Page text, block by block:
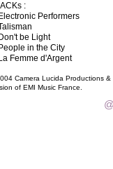
:
Performers
be Light
in the City
Femme d'Argent
Camera Lucida Productions
of EMI Music France.
@